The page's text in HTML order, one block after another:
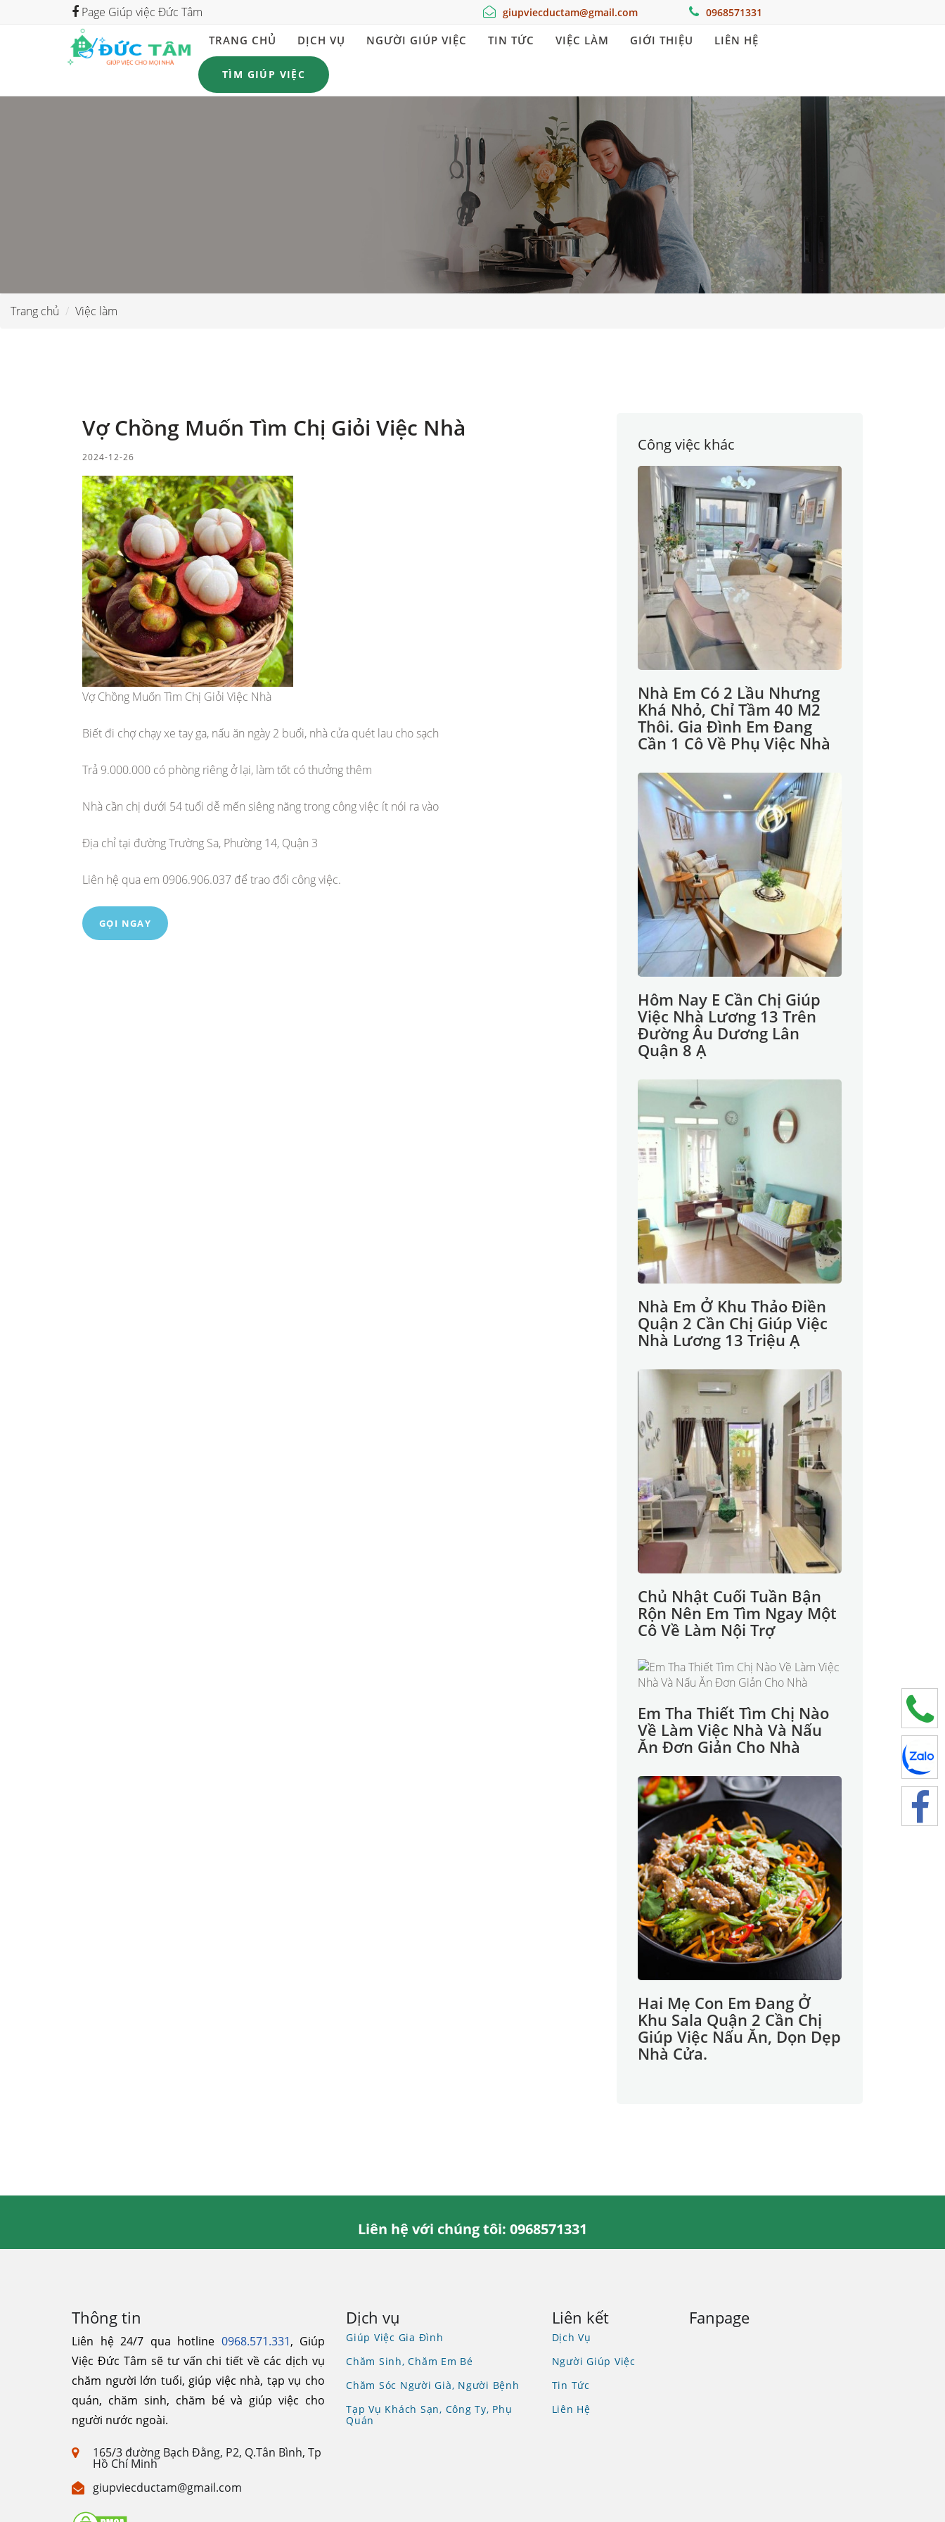
Page Giúp việc Đức Tâm giupviecductam@gmail.com 0968571331
TRANG CHỦ DỊCH VỤ NGƯỜI GIÚP VIỆC TIN TỨC VIỆC LÀM GIỚI THIỆU LIÊN HỆ
TÌM GIÚP VIỆC
Trang chủ Việc làm
Vợ Chồng Muốn Tìm Chị Giỏi Việc Nhà
2024-12-26
Vợ Chồng Muốn Tìm Chị Giỏi Việc Nhà
Biết đi chợ chạy xe tay ga, nấu ăn ngày 2 buổi, nhà cửa quét lau cho sạch
Trả 9.000.000 có phòng riêng ở lại, làm tốt có thưởng thêm
Nhà cần chị dưới 54 tuổi dễ mến siêng năng trong công việc ít nói ra vào
Địa chỉ tại đường Trường Sa, Phường 14, Quận 3
Liên hệ qua em 0906.906.037 để trao đổi công việc.
GỌI NGAY
Công việc khác
Nhà Em Có 2 Lầu Nhưng
Khá Nhỏ, Chỉ Tầm 40 M2
Thôi. Gia Đình Em Đang
Cần 1 Cô Về Phụ Việc Nhà
Hôm Nay E Cần Chị Giúp
Việc Nhà Lương 13 Trên
Đường Âu Dương Lân
Quận 8 Ạ
Nhà Em Ở Khu Thảo Điền
Quận 2 Cần Chị Giúp Việc
Nhà Lương 13 Triệu Ạ
Chủ Nhật Cuối Tuần Bận
Rộn Nên Em Tìm Ngay Một
Cô Về Làm Nội Trợ
Em Tha Thiết Tìm Chị Nào
Về Làm Việc Nhà Và Nấu
Ăn Đơn Giản Cho Nhà
Hai Mẹ Con Em Đang Ở
Khu Sala Quận 2 Cần Chị
Giúp Việc Nấu Ăn, Dọn Dẹp
Nhà Cửa.
Liên hệ với chúng tôi: 0968571331
Thông tin
Liên hệ 24/7 qua hotline 0968.571.331, Giúp
Việc Đức Tâm sẽ tư vấn chi tiết về các dịch vụ
chăm người lớn tuổi, giúp việc nhà, tạp vụ cho
quán, chăm sinh, chăm bé và giúp việc cho
người nước ngoài.
165/3 đường Bạch Đằng, P2, Q.Tân Bình, Tp
Hồ Chí Minh
giupviecductam@gmail.com
Dịch vụ
Giúp Việc Gia Đình
Chăm Sinh, Chăm Em Bé
Chăm Sóc Người Già, Người Bệnh
Tạp Vụ Khách Sạn, Công Ty, Phụ
Quán
Liên kết
Dịch Vụ
Người Giúp Việc
Tin Tức
Liên Hệ
Fanpage